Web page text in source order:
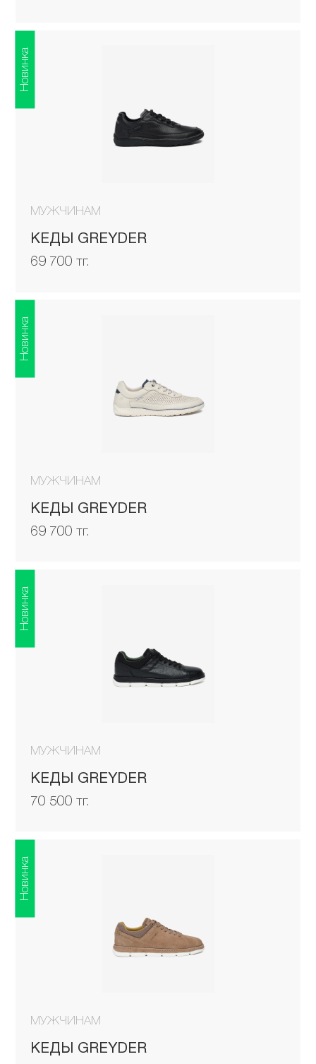
МУЖЧИНАМ
КЕДЫ GREYDER
69 700 тг.
Новинка
МУЖЧИНАМ
КЕДЫ GREYDER
69 700 тг.
Новинка
МУЖЧИНАМ
КЕДЫ GREYDER
70 500 тг.
Новинка
МУЖЧИНАМ
КЕДЫ GREYDER
Новинка